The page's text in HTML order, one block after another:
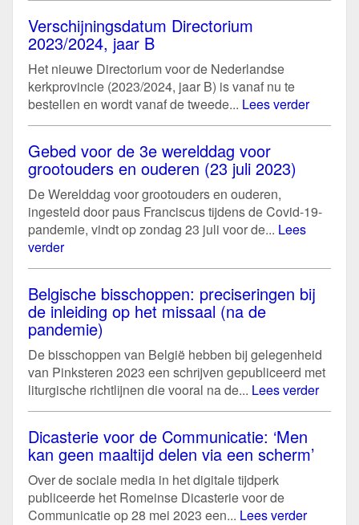
Verschijningsdatum Directorium
2023/2024, jaar B
Het nieuwe Directorium voor de Nederlandse
kerkprovincie (2023/2024, jaar B) is vanaf nu te
bestellen en wordt vanaf de tweede... Lees verder
Gebed voor de 3e werelddag voor
grootouders en ouderen (23 juli 2023)
De Werelddag voor grootouders en ouderen,
ingesteld door paus Franciscus tijdens de Covid-19-
pandemie, vindt op zondag 23 juli voor de... Lees
verder
Belgische bisschoppen: preciseringen bij
de inleiding op het missaal (na de
pandemie)
De bisschoppen van België hebben bij gelegenheid
van Pinksteren 2023 een schrijven gepubliceerd met
liturgische richtlijnen die vooral na de... Lees verder
Dicasterie voor de Communicatie: ‘Men
kan geen maaltijd delen via een scherm’
Over de sociale media in het digitale tijdperk
publiceerde het Romeinse Dicasterie voor de
Communicatie op 28 mei 2023 een... Lees verder